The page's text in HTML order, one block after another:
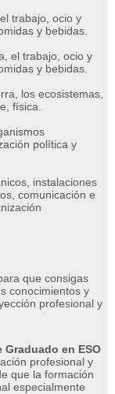
trabajo, ocio y
y bebidas.
el trabajo, ocio y
y bebidas.
los ecosistemas,
física.
política y
instalaciones
comunicación e
que consigas
conocimientos y
profesional y
Graduado en ESO
profesional y
que la formación
especialmente